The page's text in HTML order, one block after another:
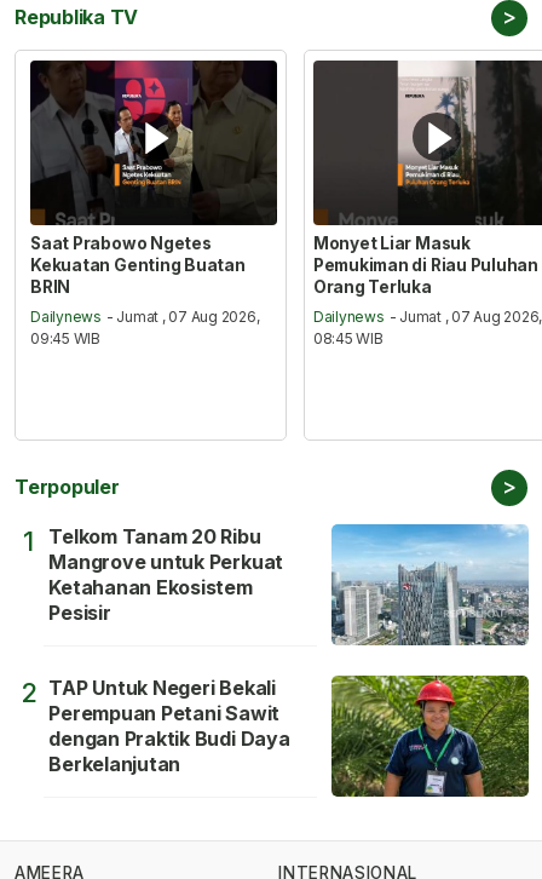
Republika TV >
Saat Prabowo Ngetes
Kekuatan Genting Buatan
BRIN
Dailynews - Jumat , 07 Aug 2026,
09:45 WIB
Monyet Liar Masuk
Pemukiman di Riau Puluhan
Orang Terluka
Dailynews - Jumat , 07 Aug 2026,
08:45 WIB
Terpopuler >
1
Telkom Tanam 20 Ribu
Mangrove untuk Perkuat
Ketahanan Ekosistem
Pesisir
2 TAP Untuk Negeri Bekali
Perempuan Petani Sawit
dengan Praktik Budi Daya
Berkelanjutan
AMEERA INTERNASIONAL